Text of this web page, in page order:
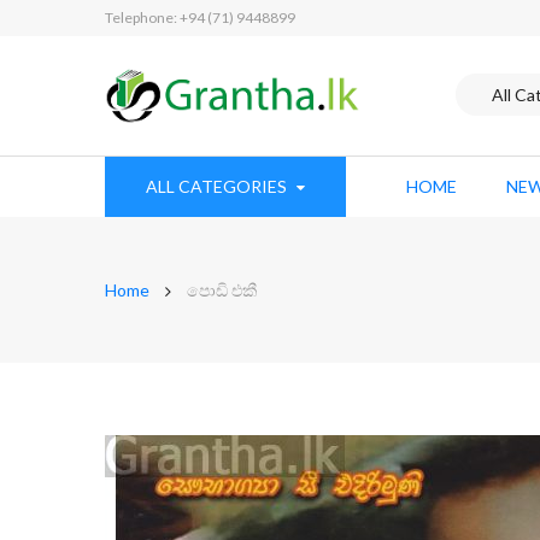
Telephone: +94 (71) 9448899
ALL CATEGORIES HOME
Home පොඩි එකී
Skip
to